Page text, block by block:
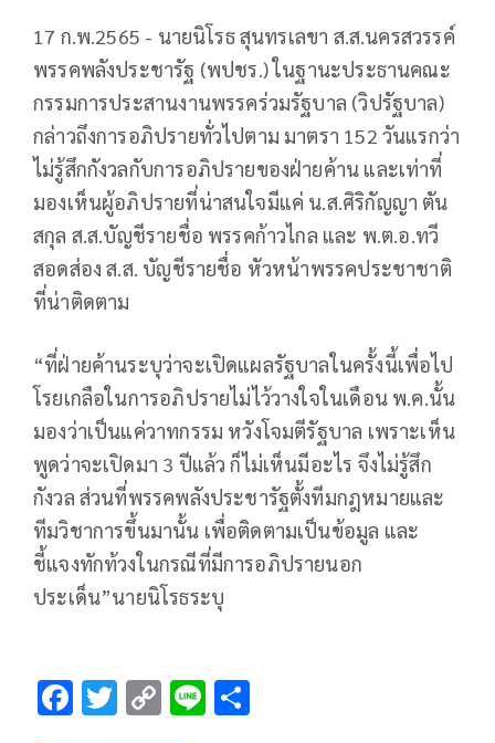
17 ก.พ.2565 - นายนิโรธ​ สุนทรเลขา​ ส.ส.นครสวรรค์​
พรรคพลังประชารัฐ​ (พปชร.) ในฐานะประธานคณะ
กรรมการประสานงานพรรคร่วมรัฐบาล (วิปรัฐบาล)​
กล่าวถึงการอภิปรายทั่วไปตาม มาตรา 152 วันแรกว่า
ไม่รู้สึกกังวลกับการอภิปรายของฝ่ายค้าน และเท่าที่
มองเห็นผู้อภิปรายที่น่าสนใจมีแค่​ น.ส.ศิริกัญญา​ ตัน
สกุล ส.ส.บัญชีรายชื่อ​ พรรคก้าวไกล และ พ.ต.อ.ทวี
สอดส่อง​ ส.ส. บัญชีรายชื่อ​ หัวหน้าพรรคประชาชาติ
ที่น่าติดตาม
“ที่ฝ่ายค้านระบุว่าจะเปิดแผลรัฐบาลในครั้งนี้เพื่อไป
โรยเกลือในการอภิปรายไม่ไว้วางใจในเดือน​ พ.ค.นั้น
มองว่าเป็นแค่วาทกรรม หวังโจมตีรัฐบาล เพราะเห็น
พูดว่าจะเปิดมา 3 ปีแล้ว ก็ไม่เห็นมีอะไร จึงไม่รู้สึก
กังวล ส่วนที่พรรคพลังประชารัฐ​ตั้งทีมกฎหมายและ
ทีมวิชาการขึ้นมานั้น เพื่อติดตามเป็นข้อมูล และ
ชี้แจงทักท้วงในกรณีที่มีการอภิปรายนอก
ประเด็น”นายนิโรธระบุ
F T C Li